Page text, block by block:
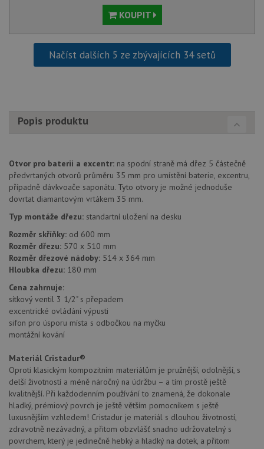
KOUPIT
Načíst dalších 5 ze zbývajících 34 setů
Popis produktu
Otvor pro baterii a excentr: na spodní straně má dřez 5 částečně
předvrtaných otvorů průměru 35 mm pro umístění baterie, excentru,
případně dávkvoače saponátu. Tyto otvory je možné jednoduše
dovrtat diamantovým vrtákem 35 mm.
Typ montáže dřezu: standartní uložení na desku
Rozměr skříňky: od 600 mm
Rozměr dřezu: 570 x 510 mm
Rozměr dřezové nádoby: 514 x 364 mm
Hloubka dřezu: 180 mm
Cena zahrnuje:
sítkový ventil 3 1/2" s přepadem
excentrické ovládání výpusti
sifon pro úsporu místa s odbočkou na myčku
montážní kování
Materiál Cristadur®
Oproti klasickým kompozitním materiálům je pružnější, odolnější, s
delší životností a méně náročný na údržbu – a tím prostě ještě
kvalitnější. Při každodenním používání to znamená, že dokonale
hladký, prémiový povrch je ještě větším pomocníkem s ještě
luxusnějším vzhledem! Cristadur je materiál s dlouhou životností,
zdravotně nezávadný, a přitom obzvlášť snadno udržovatelný s
povrchem, který je jedinečně hebký a hladký na dotek, a přitom